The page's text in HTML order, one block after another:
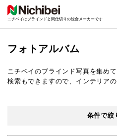
ニチベイはブラインドと間仕切りの総合メーカーです
フォトアルバム
ニチベイのブラインド写真を集めて
検索もできますので、インテリア
条件で絞